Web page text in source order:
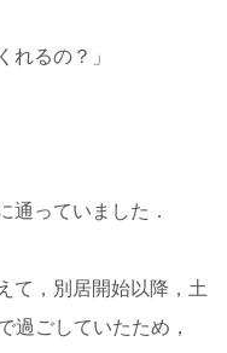
れるの？」
通っていました．
て，別居開始以降，土
過ごしていたため，